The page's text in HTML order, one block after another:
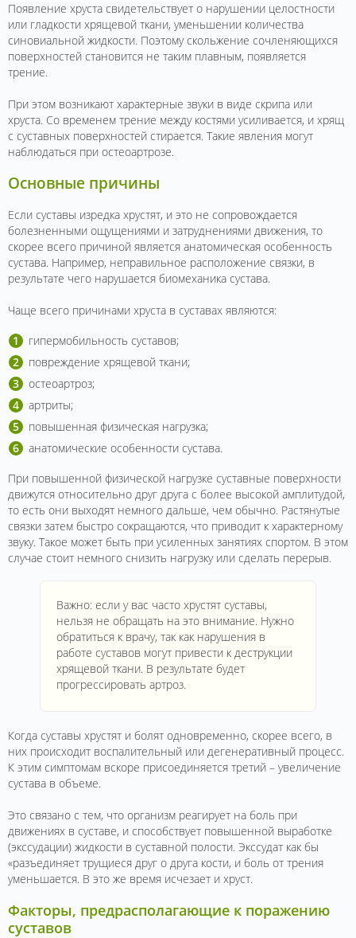
Появление хруста свидетельствует о нарушении целостности
или гладкости хрящевой ткани, уменьшении количества
синовиальной жидкости. Поэтому скольжение сочленяющихся
поверхностей становится не таким плавным, появляется
трение.
При этом возникают характерные звуки в виде скрипа или
хруста. Со временем трение между костями усиливается, и хрящ
с суставных поверхностей стирается. Такие явления могут
наблюдаться при остеоартрозе.
Основные причины
Если суставы изредка хрустят, и это не сопровождается
болезненными ощущениями и затруднениями движения, то
скорее всего причиной является анатомическая особенность
сустава. Например, неправильное расположение связки, в
результате чего нарушается биомеханика сустава.
Чаще всего причинами хруста в суставах являются:
гипермобильность суставов;
повреждение хрящевой ткани;
остеоартроз;
артриты;
повышенная физическая нагрузка;
анатомические особенности сустава.
При повышенной физической нагрузке суставные поверхности
движутся относительно друг друга с более высокой амплитудой,
то есть они выходят немного дальше, чем обычно. Растянутые
связки затем быстро сокращаются, что приводит к характерному
звуку. Такое может быть при усиленных занятиях спортом. В этом
случае стоит немного снизить нагрузку или сделать перерыв.
Важно: если у вас часто хрустят суставы,
нельзя не обращать на это внимание. Нужно
обратиться к врачу, так как нарушения в
работе суставов могут привести к деструкции
хрящевой ткани. В результате будет
прогрессировать артроз.
Когда суставы хрустят и болят одновременно, скорее всего, в
них происходит воспалительный или дегенеративный процесс.
К этим симптомам вскоре присоединяется третий – увеличение
сустава в объеме.
Это связано с тем, что организм реагирует на боль при
движениях в суставе, и способствует повышенной выработке
(экссудации) жидкости в суставной полости. Экссудат как бы
«разъединяет трущиеся друг о друга кости, и боль от трения
уменьшается. В это же время исчезает и хруст.
Факторы, предрасполагающие к поражению
суставов